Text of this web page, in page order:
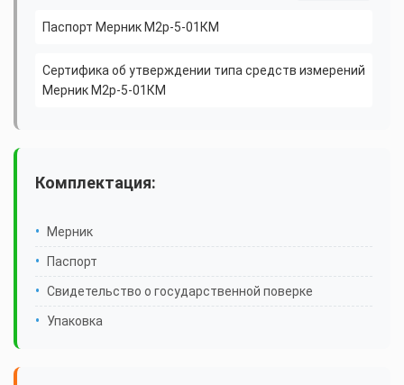
Паспорт Мерник М2р-5-01КМ
Сертифика об утверждении типа средств измерений
Мерник М2р-5-01КМ
Комплектация:
Мерник
Паспорт
Свидетельство о государственной поверке
Упаковка